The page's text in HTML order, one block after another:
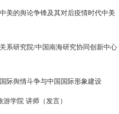
美的舆论争锋及其对后疫情时代中美
系研究院/中国南海研究协同创新中心
际舆情斗争与中国国际形象建设
学院 讲师（发言）